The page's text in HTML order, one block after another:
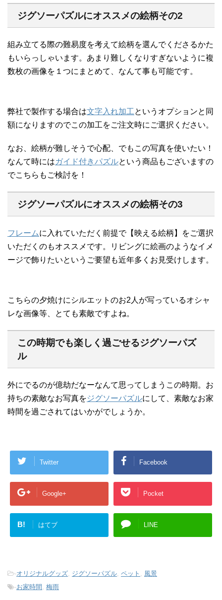
ジグソーパズルにオススメの絵柄その2
組み立てる際の難易度を考えて絵柄を選んでくださるかた
もいらっしゃいます。あまり難しくなりすぎないように複
数枚の画像を１つにまとめて、なんて事も可能です。
弊社で製作する場合は文字入れ加工 というオプションと同
額になりますのでこの加工をご注文時にご選択ください。
なお、絵柄が難しそうで心配、でもこの写真を使いたい！
なんて時にはガイド付きパズルという商品もございますの
でこちらもご検討を！
ジグソーパズルにオススメの絵柄その3
フレームに入れていただく前提で【映える絵柄】をご選択
いただくのもオススメです。リビングに絵画のようなイメ
ージで飾りたいというご要望も近年多くお見受けします。
こちらの夕焼けにシルエットのお2人が写っているオシャ
レな画像等、とても素敵ですよね。
この時期でも楽しく過ごせるジグソーパズ
ル
外にでるのが億劫だなーなんて思ってしまうこの時期。お
持ちの素敵なお写真をジグソーパズルにして、素敵なお家
時間を過ごされてはいかがでしょうか。
Twitter Facebook
Google+ Pocket
B! はてブ LINE
-オリジナルグッズ ジグソーパズル ペット
風景
-お家時間 梅雨